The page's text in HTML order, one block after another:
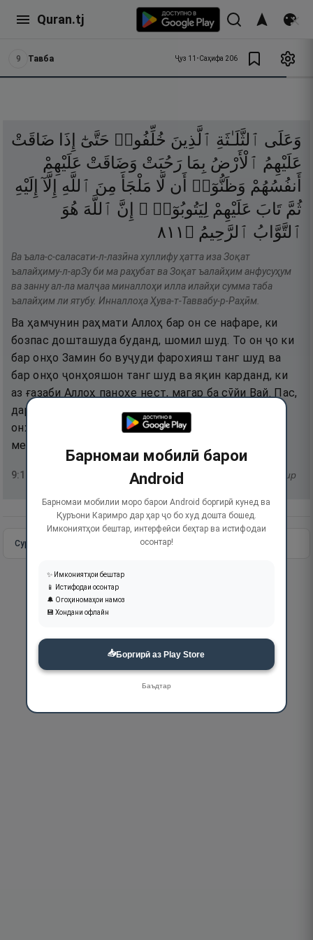
Quran.tj
9 Тавба Ҷуз 11 •Саҳифа 206
وَعَلَى ٱلثَّلَـٰثَةِ ٱلَّذِينَ خُلِّفُوا۟ حَتَّىٰٓ إِذَا ضَاقَتْ
عَلَيْهِمُ ٱلْأَرْضُ بِمَا رَحُبَتْ وَضَاقَتْ عَلَيْهِمْ
أَنفُسُهُمْ وَظَنُّوٓا۟ أَن لَّا مَلْجَأَ مِنَ ٱللَّهِ إِلَّآ
إِلَيْهِ
ثُمَّ تَابَ عَلَيْهِمْ لِيَتُوبُوٓا۟ ۚ إِنَّ ٱللَّهَ هُوَ
ٱلتَّوَّابُ ٱلرَّحِيمُ ۝ ١١٨
Ва ъала-с-саласати-л-лазӣна хуллифу ҳатта иза Зоқат
ъалайҳиму-л-арЗу би ма раҳубат ва Зоқат ъалайҳим анфусуҳум
ва занну ал-ла малҷаа миналлоҳи илла илайҳи сумма таба
ъалайҳим ли ятубу. Инналлоҳа Ҳува-т-Таввабу-р-Раҳӣм.
Ва ҳамчунин раҳмати Аллоҳ бар он се нафаре, ки
бозпас дошташуда буданд, шомил шуд. То он ҷо ки
бар онҳо Замин бо вуҷуди фарохияш танг шуд ва
бар онҳо ҷонҳояшон танг шуд ва яқин карданд, ки
аз ғазаби Аллоҳ паноҳе нест, магар ба сӯйи Вай. Пас,
дари тавбаро, то ин ки онҳо тавба кунанд, ба рӯи
онҳо кушод. Албатта, Аллоҳ Зоти тавбапазиру
меҳрубон аст.
9:118 тафсир
Сураи пурра Идома додан
Барномаи мобилӣ барои
Android
Барномаи мобилии моро барои Android боргирӣ кунед ва
Қуръони Каримро дар ҳар ҷо бо худ дошта бошед.
Имкониятҳои бештар, интерфейси беҳтар ва истифодаи
осонтар!
✨ Имкониятҳои бештар
📱 Истифодаи осонтар
🔔 Огоҳиномаҳои намоз
💾 Хондани офлайн
📥Боргирӣ аз Play Store
Баъдтар